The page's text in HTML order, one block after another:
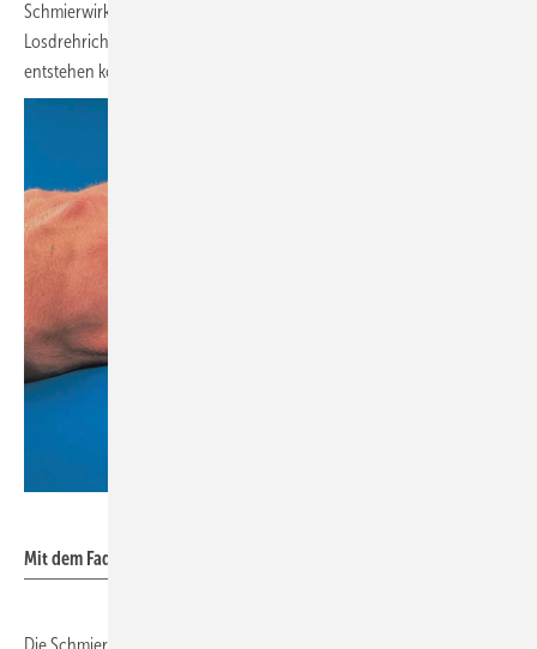
Schmierwirkung bei dynamischer Belastung dann in die
Losdrehrichtung wirken kann und nach einer gewissen Zeit Leckagen
entstehen können.
Mit dem Faden in die richtige Richtung
Die Schmierwirkung kann aber auch zu einer hohen Vorspannkraft